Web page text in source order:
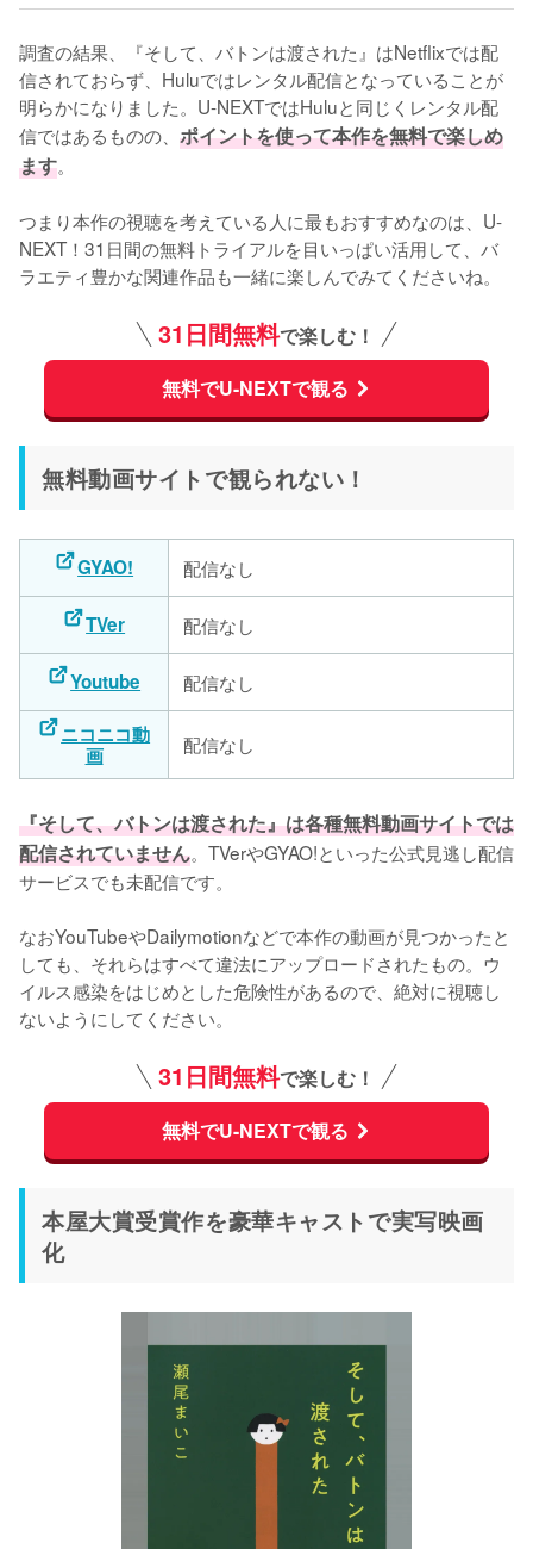
調査の結果、『そして、バトンは渡された』はNetflixでは配
信されておらず、Huluではレンタル配信となっていることが
明らかになりました。U-NEXTではHuluと同じくレンタル配
信ではあるものの、 ポイントを使って本作を無料で楽しめ
ます。
つまり本作の視聴を考えている人に最もおすすめなのは、U-
NEXT！31日間の無料トライアルを目いっぱい活用して、バ
ラエティ豊かな関連作品も一緒に楽しんでみてくださいね。
31日間無料で楽しむ！
無料でU-NEXTで観る
無料動画サイトで観られない！
GYAO! 配信なし
TVer 配信なし
Youtube
配信なし
ニコニコ動
画
配信なし
『そして、バトンは渡された』は各種無料動画サイトでは
配信されていません。TVerやGYAO!といった公式見逃し配信
サービスでも未配信です。
なおYouTubeやDailymotionなどで本作の動画が見つかったと
しても、それらはすべて違法にアップロードされたもの。ウ
イルス感染をはじめとした危険性があるので、絶対に視聴し
ないようにしてください。
31日間無料で楽しむ！
無料でU-NEXTで観る
本屋大賞受賞作を豪華キャストで実写映画
化